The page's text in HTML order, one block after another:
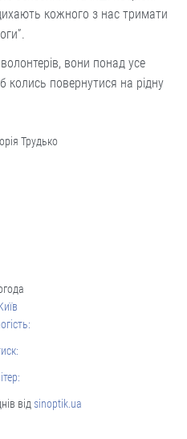
кожного з нас тримати
вони понад усе
колись повернутися на рідну
Трудько
від sinoptik.ua